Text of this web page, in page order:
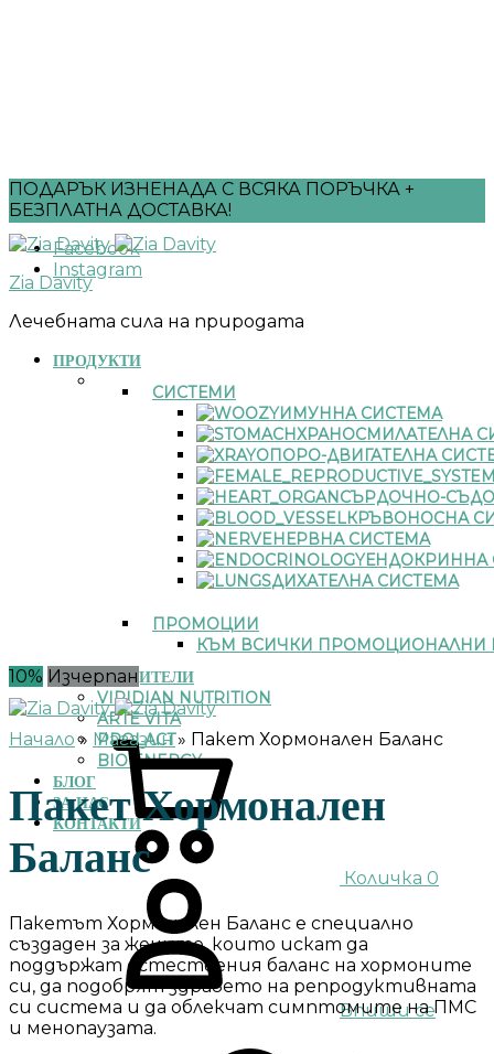
ПОДАРЪК ИЗНЕНАДА С ВСЯКА ПОРЪЧКА +
БЕЗПЛАТНА ДОСТАВКА!
Facebook
Instagram
Zia Davity
Лечебната сила на природата
ПРОДУКТИ
СИСТЕМИ
ИМУННА СИСТЕМА
ХРАНОСМИЛАТЕЛНА
ОПОРО-ДВИГАТЕЛНА
СЪРДОЧНО-
КРЪВОНОСНА
НЕРВНА СИСТЕМА
ЕНДОКРИННА
ДИХАТЕЛНА СИСТЕМА
ПРОМОЦИИ
КЪМ ВСИЧКИ ПРОМОЦИОНАЛНИ
ПРОИЗВОДИТЕЛИ
VIRIDIAN NUTRITION
ARTE VITA
PROLACT
BIO ENERGY
БЛОГ
ЗА НАС
КОНТАКТИ
Впиши се
Количка 0
10% Изчерпан
Начало» Магазин» Пакет Хормонален Баланс
Пакет Хормонален
Баланс
Пакетът Хормонален Баланс е специално
създаден за жените, които искат да
поддържат естествения баланс на хормоните
си, да подобрят здравето на репродуктивната
си система и да облекчат симптомите на ПМС
и менопаузата.